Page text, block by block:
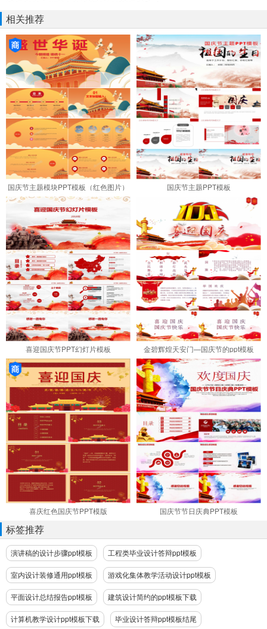
相关推荐
国庆节主题模块PPT模板（红色图片） 国庆节主题PPT模板
喜迎国庆节PPT幻灯片模板 金碧辉煌天安门—国庆节的ppt模板
喜庆红色国庆节PPT模版 国庆节节日庆典PPT模板
标签推荐
演讲稿的设计步骤ppt模板 工程类毕业设计答辩ppt模板
室内设计装修通用ppt模板 游戏化集体教学活动设计ppt模板
平面设计总结报告ppt模板 建筑设计简约的ppt模板下载
计算机教学设计ppt模板下载 毕业设计答辩ppt模板结尾